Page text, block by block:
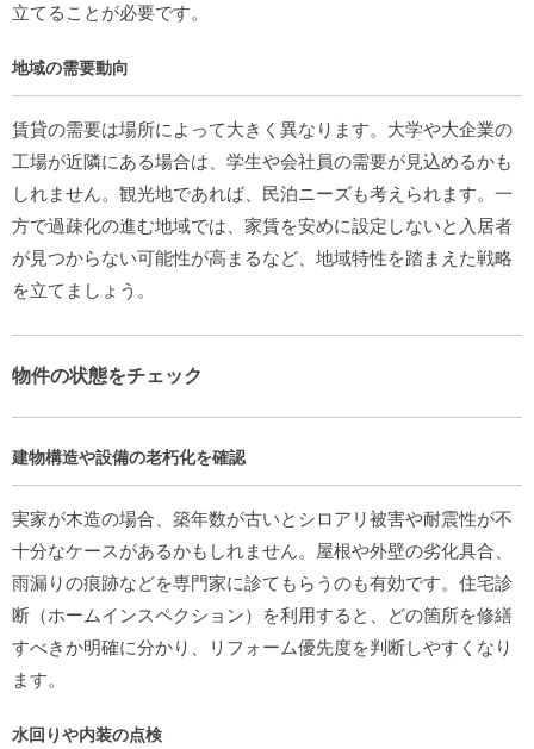
立てることが必要です。
地域の需要動向
賃貸の需要は場所によって大きく異なります。大学や大企業の
工場が近隣にある場合は、学生や会社員の需要が見込めるかも
しれません。観光地であれば、民泊ニーズも考えられます。一
方で過疎化の進む地域では、家賃を安めに設定しないと入居者
が見つからない可能性が高まるなど、地域特性を踏まえた戦略
を立てましょう。
物件の状態をチェック
建物構造や設備の老朽化を確認
実家が木造の場合、築年数が古いとシロアリ被害や耐震性が不
十分なケースがあるかもしれません。屋根や外壁の劣化具合、
雨漏りの痕跡などを専門家に診てもらうのも有効です。住宅診
断（ホームインスペクション）を利用すると、どの箇所を修繕
すべきか明確に分かり、リフォーム優先度を判断しやすくなり
ます。
水回りや内装の点検